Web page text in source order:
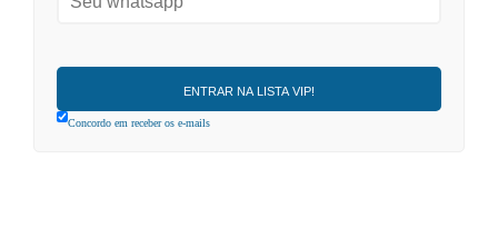
Concordo em receber os e-mails